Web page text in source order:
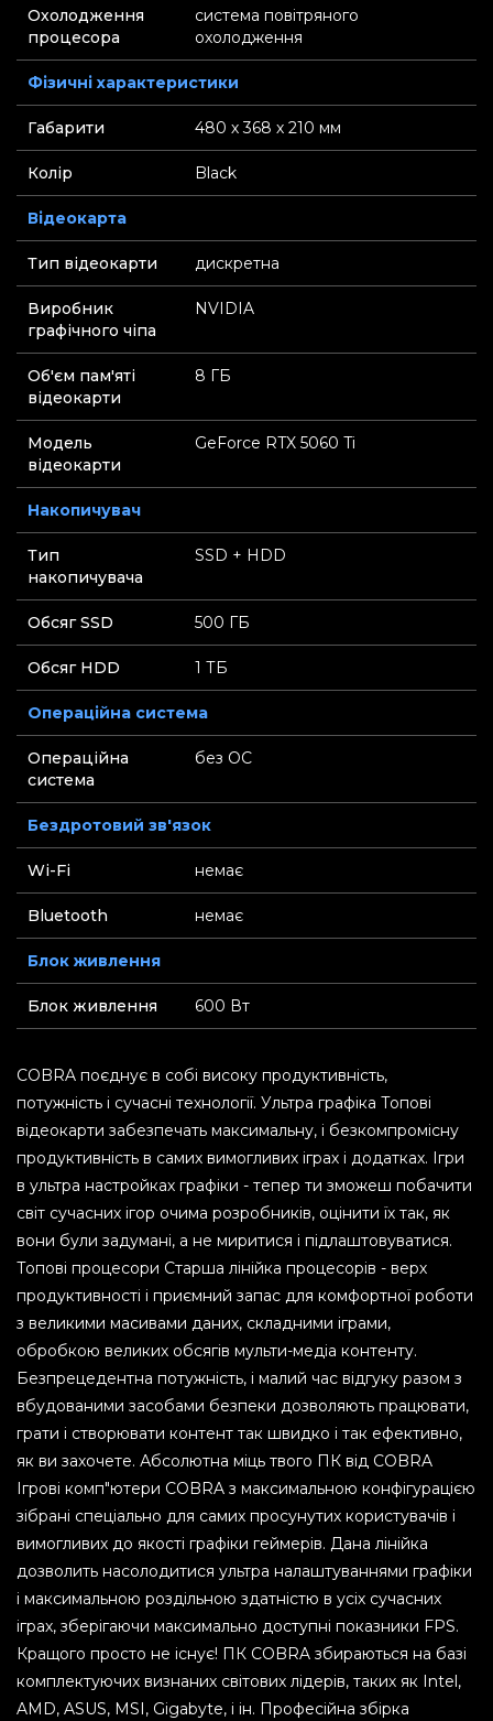
Охолодження
процесора
система повітряного
охолодження
Фізичні характеристики
Габарити 480 х 368 х 210 мм
Колір Black
Відеокарта
Тип відеокарти дискретна
Виробник
графічного чіпа
NVIDIA
Об'єм пам'яті
відеокарти
8 ГБ
Модель
відеокарти
GeForce RTX 5060 Ti
Накопичувач
Тип
накопичувача
SSD + HDD
Обсяг SSD 500 ГБ
Обсяг HDD 1 ТБ
Операційна система
Операційна
система
без ОС
Бездротовий зв'язок
Wi-Fi немає
Bluetooth немає
Блок живлення
Блок живлення 600 Вт
COBRA поєднує в собі високу продуктивність,
потужність і сучасні технології. Ультра графіка Топові
відеокарти забезпечать максимальну, і безкомпромісну
продуктивність в самих вимогливих іграх і додатках. Ігри
в ультра настройках графіки - тепер ти зможеш побачити
світ сучасних ігор очима розробників, оцінити їх так, як
вони були задумані, а не миритися і підлаштовуватися.
Топові процесори Старша лінійка процесорів - верх
продуктивності і приємний запас для комфортної роботи
з великими масивами даних, складними іграми,
обробкою великих обсягів мульти-медіа контенту.
Безпрецедентна потужність, і малий час відгуку разом з
вбудованими засобами безпеки дозволяють працювати,
грати і створювати контент так швидко і так ефективно,
як ви захочете. Абсолютна міць твого ПК від COBRA
Ігрові комп"ютери COBRA з максимальною конфігурацією
зібрані спеціально для самих просунутих користувачів і
вимогливих до якості графіки геймерів. Дана лінійка
дозволить насолодитися ультра налаштуваннями графіки
і максимальною роздільною здатністю в усіх сучасних
іграх, зберігаючи максимально доступні показники FPS.
Кращого просто не існує! ПК COBRA збираються на базі
комплектуючих визнаних світових лідерів, таких як Intel,
AMD, ASUS, MSI, Gigabyte, і ін. Професійна збірка